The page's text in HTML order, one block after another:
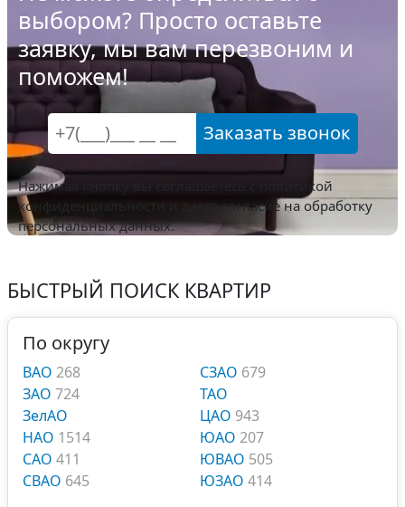
выбором? Просто оставьте
заявку, мы вам перезвоним и
поможем!
Заказать звонок
Нажимая кнопку вы соглашаетесь с
политикой
конфиденциальности и даете согласие на обработку
персональных данных.
БЫСТРЫЙ ПОИСК КВАРТИР
По округу
ВАО 268
ЗАО 724
ЗелАО
НАО 1514
САО 411
СВАО 645
СЗАО 679
ТАО
ЦАО 943
ЮАО 207
ЮВАО 505
ЮЗАО 414